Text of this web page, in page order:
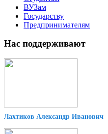
ВУЗам
Государству
Предпринимателям
Нас поддерживают
Лахтиков Александр Иванович